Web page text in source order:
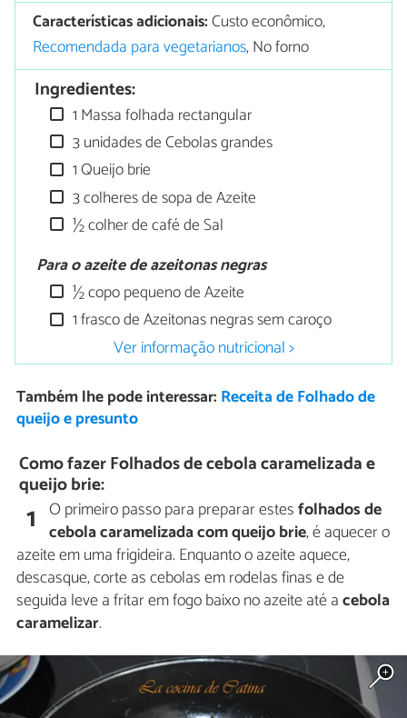
Características adicionais:Custo econômico,
Recomendada para vegetarianos, No forno
Ingredientes:
1 Massa folhada rectangular
3 unidades de Cebolas grandes
1 Queijo brie
3 colheres de sopa de Azeite
½ colher de café de Sal
Para o azeite de azeitonas negras
½ copo pequeno de Azeite
1 frasco de Azeitonas negras sem caroço
Ver informação nutricional >
Também lhe pode interessar: Receita de Folhado de
queijo e presunto
Como fazer Folhados de cebola caramelizada e
queijo brie:
1 O primeiro passo para preparar estesfolhados de
cebola caramelizada com queijo brie, é aquecer o
azeite em uma frigideira. Enquanto o azeite aquece,
descasque, corte as cebolas em rodelas finas e de
seguida leve a fritar em fogo baixo no azeite até acebola
caramelizar.